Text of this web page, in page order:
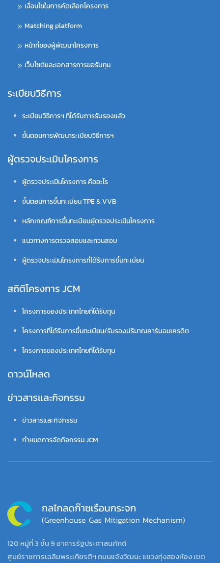
เงื่อนไขในการคัดเลือกโครงการ
Matching platform
หน้าที่ของผู้พัฒนาโครงการ
เว็บไซต์และเอกสารการขอรับทุน
ระเบียบวิธีการ
ระเบียบวิธีการฯ ที่ได้รับการรับรองแล้ว
ขั้นตอนการพัฒนาระเบียบวิธีการฯ
ผู้ตรวจประเมินโครงการ
ผู้ตรวจประเมินโครงการ คืออะไร
ขั้นตอนการขึ้นทะเบียน TPE & VVB
หลักเกณฑ์การขึ้นทะเบียนผู้ตรวจประเมินโครงการ
แนวทางการตรวจสอบและทวนสอบ
ผู้ตรวจประเมินโครงการที่ได้รับการขึ้นทะเบียน
สถิติโครงการ JCM
โครงการของประเทศไทยที่ได้รับทุน
โครงการที่ได้รับการขึ้นทะเบียน/รับรองปริมาณคาร์บอนเครดิต
โครงการของประเทศไทยที่ได้รับทุน
ดาวน์โหลด
ข่าวสารและกิจกรรม
ข่าวสารและกิจกรรม
กำหนดการจัดกิจกรรม JCM
120 หมู่ที่ 3 ชั้น 9 อาคารรัฐประศาสนภักดี
ศูนย์ราชการเฉลิมพระเกียรติฯ ถนนแจ้งวัฒนะ แขวงทุ่งสองห้อง เขต